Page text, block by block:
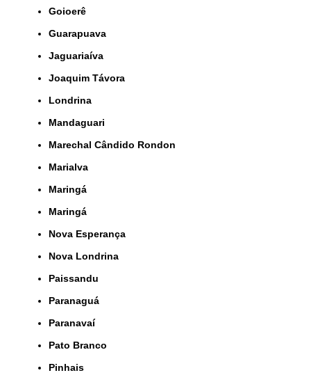
Goioerê
Guarapuava
Jaguariaíva
Joaquim Távora
Londrina
Mandaguari
Marechal Cândido Rondon
Marialva
Maringá
Maringá
Nova Esperança
Nova Londrina
Paissandu
Paranaguá
Paranavaí
Pato Branco
Pinhais